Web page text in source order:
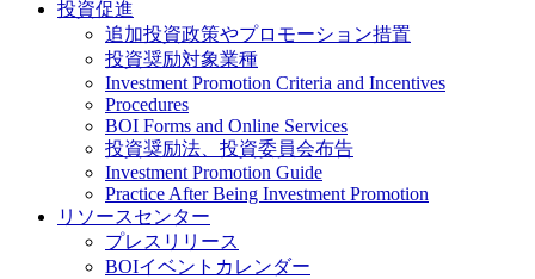
投資促進
追加投資政策やプロモーション措置
投資奨励対象業種
Investment Promotion Criteria and Incentives
Procedures
BOI Forms and Online Services
投資奨励法、投資委員会布告
Investment Promotion Guide
Practice After Being Investment Promotion
リソースセンター
プレスリリース
BOIイベントカレンダー